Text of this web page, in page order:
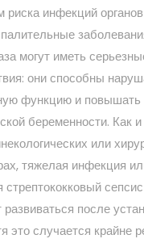
риска инфекций
могут иметь
они способны
функцию и повышать
беременности. Как
или
тяжелая инфекция
после
это случается крайне